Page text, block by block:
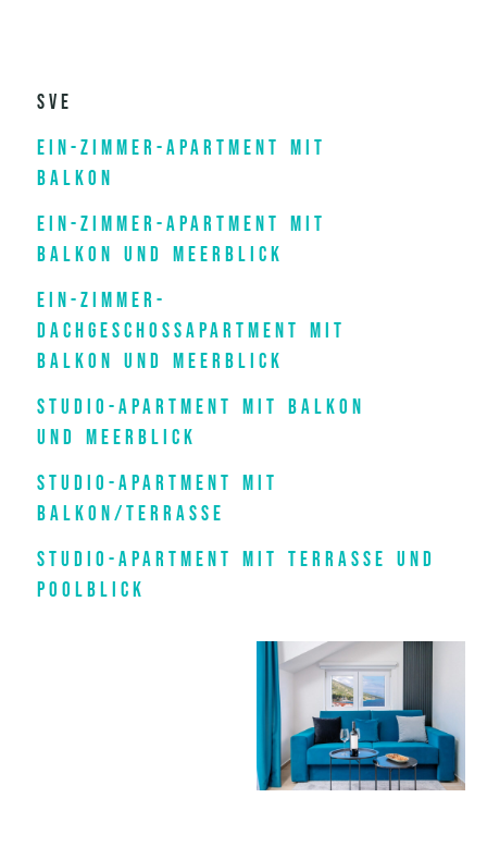
Sve
Ein-Zimmer-Apartment mit
Balkon
Ein-Zimmer-Apartment mit
Balkon und Meerblick
Ein-Zimmer-
Dachgeschossapartment mit
Balkon und Meerblick
Studio-Apartment mit Balkon
und Meerblick
Studio-Apartment mit
Balkon/Terrasse
Studio-Apartment mit Terrasse und
Poolblick